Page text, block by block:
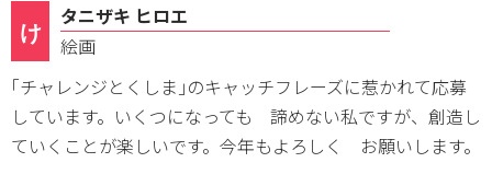
け
タニザキ ヒロエ
絵画
｢チャレンジとくしま｣のキャッチフレーズに惹かれて応募
しています。いくつになっても 諦めない私ですが、創造し
ていくことが楽しいです。今年もよろしく お願いします。